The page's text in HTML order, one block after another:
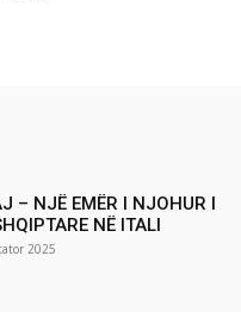
– NJË EMËR I NJOHUR I
NË ITALI
2025